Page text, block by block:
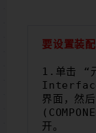
要设置装
1.单击 “
界面，然
开。